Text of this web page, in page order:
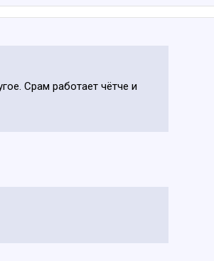
Срам работает чётче и